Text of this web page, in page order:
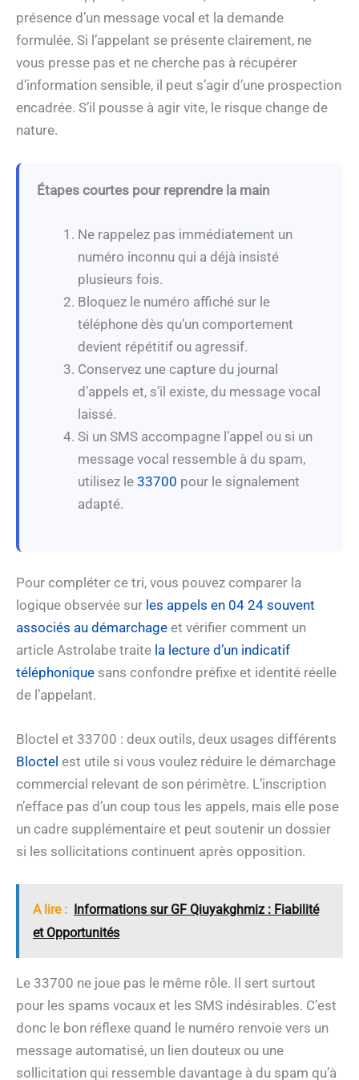
présence d’un message vocal et la demande
formulée. Si l’appelant se présente clairement, ne
vous presse pas et ne cherche pas à récupérer
d’information sensible, il peut s’agir d’une prospection
encadrée. S’il pousse à agir vite, le risque change de
nature.
Étapes courtes pour reprendre la main
Ne rappelez pas immédiatement un
numéro inconnu qui a déjà insisté
plusieurs fois.
Bloquez le numéro affiché sur le
téléphone dès qu’un comportement
devient répétitif ou agressif.
Conservez une capture du journal
d’appels et, s’il existe, du message vocal
laissé.
Si un SMS accompagne l’appel ou si un
message vocal ressemble à du spam,
utilisez le 33700 pour le signalement
adapté.
Pour compléter ce tri, vous pouvez comparer la
logique observée sur les appels en 04 24 souvent
associés au démarchage et vérifier comment un
article Astrolabe traite la lecture d’un indicatif
téléphonique sans confondre préfixe et identité réelle
de l’appelant.
Bloctel et 33700 : deux outils, deux usages différents
Bloctel est utile si vous voulez réduire le démarchage
commercial relevant de son périmètre. L’inscription
n’efface pas d’un coup tous les appels, mais elle pose
un cadre supplémentaire et peut soutenir un dossier
si les sollicitations continuent après opposition.
A lire : Informations sur GF Qiuyakghmiz : Fiabilité
et Opportunités
Le 33700 ne joue pas le même rôle. Il sert surtout
pour les spams vocaux et les SMS indésirables. C’est
donc le bon réflexe quand le numéro renvoie vers un
message automatisé, un lien douteux ou une
sollicitation qui ressemble davantage à du spam qu’à